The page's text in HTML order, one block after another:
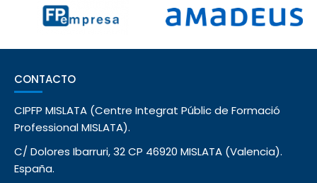
CONTACTO
CIPFP MISLATA (Centre Integrat Públic de Formació
Professional MISLATA).
C/ Dolores Ibarruri, 32 CP 46920 MISLATA (Valencia).
España.